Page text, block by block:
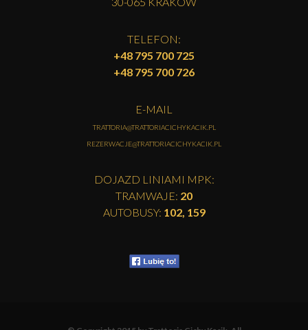
TELEFON:
+48 795 700 725
+48 795 700 726
E-MAIL
TRATTORIA@TRATTORIACICHYKACIK.PL
REZERWACJE@TRATTORIACICHYKACIK.PL
DOJAZD LINIAMI MPK:
TRAMWAJE: 20
AUTOBUSY: 102, 159